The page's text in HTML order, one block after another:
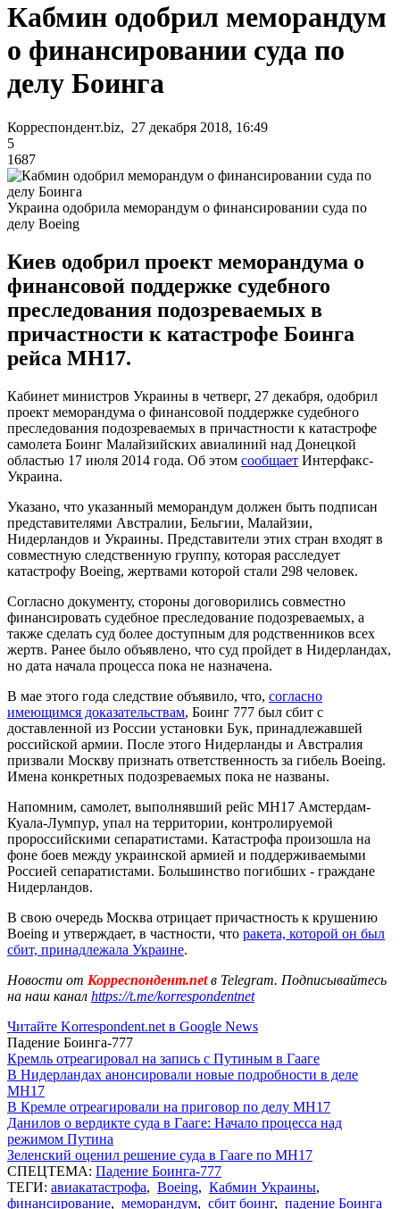
Кабмин одобрил меморандум
о финансировании суда по
делу Боинга
Корреспондент.biz, 27 декабря 2018, 16:49
5
1687
Украина одобрила меморандум о финансировании суда по
делу Boeing
Киев одобрил проект меморандума о
финансовой поддержке судебного
преследования подозреваемых в
причастности к катастрофе Боинга
рейса MH17.
Кабинет министров Украины в четверг, 27 декабря, одобрил
проект меморандума о финансовой поддержке судебного
преследования подозреваемых в причастности к катастрофе
самолета Боинг Малайзийских авиалиний над Донецкой
областью 17 июля 2014 года. Об этом сообщает Интерфакс-
Украина.
Указано, что указанный меморандум должен быть подписан
представителями Австралии, Бельгии, Малайзии,
Нидерландов и Украины. Представители этих стран входят в
совместную следственную группу, которая расследует
катастрофу Boeing, жертвами которой стали 298 человек.
Согласно документу, стороны договорились совместно
финансировать судебное преследование подозреваемых, а
также сделать суд более доступным для родственников всех
жертв. Ранее было объявлено, что суд пройдет в Нидерландах,
но дата начала процесса пока не назначена.
В мае этого года следствие объявило, что, согласно
имеющимся доказательствам, Боинг 777 был сбит с
доставленной из России установки Бук, принадлежавшей
российской армии. После этого Нидерланды и Австралия
призвали Москву признать ответственность за гибель Boeing.
Имена конкретных подозреваемых пока не названы.
Напомним, самолет, выполнявший рейс MH17 Амстердам-
Куала-Лумпур, упал на территории, контролируемой
пророссийскими сепаратистами. Катастрофа произошла на
фоне боев между украинской армией и поддерживаемыми
Россией сепаратистами. Большинство погибших - граждане
Нидерландов.
В свою очередь Москва отрицает причастность к крушению
Boeing и утверждает, в частности, что ракета, которой он был
сбит, принадлежала Украине.
Новости от Корреспондент.netв Telegram. Подписывайтесь
на наш канал https://t.me/korrespondentnet
Читайте Korrespondent.net в Google News
Падение Боинга-777
Кремль отреагировал на запись с Путиным в Гааге
В Нидерландах анонсировали новые подробности в деле
MH17
В Кремле отреагировали на приговор по делу МН17
Данилов о вердикте суда в Гааге: Начало процесса над
режимом Путина
Зеленский оценил решение суда в Гааге по MH17
СПЕЦТЕМА: Падение Боинга-777
ТЕГИ: авиакатастрофа, Boeing, Кабмин Украины,
финансирование, меморандум, сбит боинг, падение Боинга